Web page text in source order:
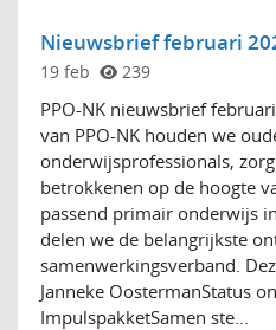
Nieuwsbrief februari
19 feb 239
PPO-NK nieuwsbrief
van PPO-NK houden we
onderwijsprofessionals,
betrokkenen op de hoogte
passend primair onderwijs
delen we de belangrijkste
samenwerkingsverband.
Janneke OostermanStatus
ImpulspakketSamen ste...